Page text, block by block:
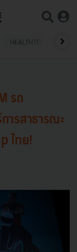
HEALTHTECH
รถ
ารสาธารณะ
ไทย!